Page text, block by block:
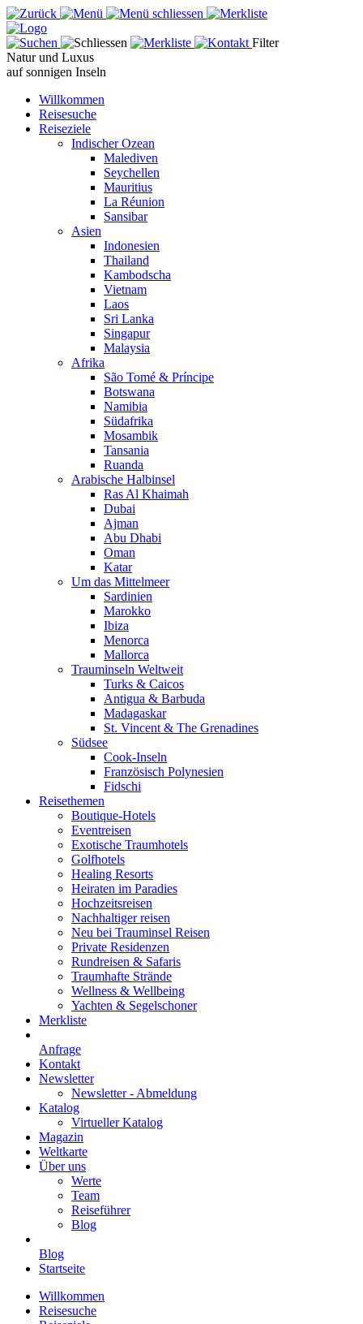
Filter
Natur und Luxus
auf sonnigen Inseln
Willkommen
Reisesuche
Reiseziele
Indischer Ozean
Malediven
Seychellen
Mauritius
La Réunion
Sansibar
Asien
Indonesien
Thailand
Kambodscha
Vietnam
Laos
Sri Lanka
Singapur
Malaysia
Afrika
São Tomé & Príncipe
Botswana
Namibia
Südafrika
Mosambik
Tansania
Ruanda
Arabische Halbinsel
Ras Al Khaimah
Dubai
Ajman
Abu Dhabi
Oman
Katar
Um das Mittelmeer
Sardinien
Marokko
Ibiza
Menorca
Mallorca
Trauminseln Weltweit
Turks & Caicos
Antigua & Barbuda
Madagaskar
St. Vincent & The Grenadines
Südsee
Cook-Inseln
Französisch Polynesien
Fidschi
Reisethemen
Boutique-Hotels
Eventreisen
Exotische Traumhotels
Golfhotels
Healing Resorts
Heiraten im Paradies
Hochzeitsreisen
Nachhaltiger reisen
Neu bei Trauminsel Reisen
Private Residenzen
Rundreisen & Safaris
Traumhafte Strände
Wellness & Wellbeing
Yachten & Segelschoner
Merkliste
Anfrage
Kontakt
Newsletter
Newsletter - Abmeldung
Katalog
Virtueller Katalog
Magazin
Weltkarte
Über uns
Werte
Team
Reiseführer
Blog
Blog
Startseite
Willkommen
Reisesuche